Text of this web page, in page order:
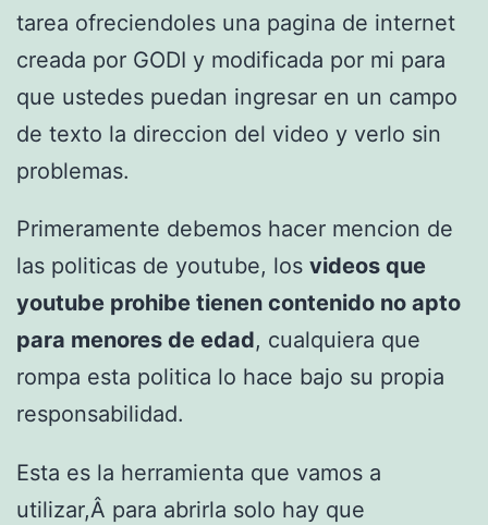
tarea ofreciendoles una pagina de internet
creada por GODI y modificada por mi para
que ustedes puedan ingresar en un campo
de texto la direccion del video y verlo sin
problemas.
Primeramente debemos hacer mencion de
las politicas de youtube, los videos que
youtube prohibe tienen contenido no apto
para menores de edad, cualquiera que
rompa esta politica lo hace bajo su propia
responsabilidad.
Esta es la herramienta que vamos a
utilizar,Â para abrirla solo hay que